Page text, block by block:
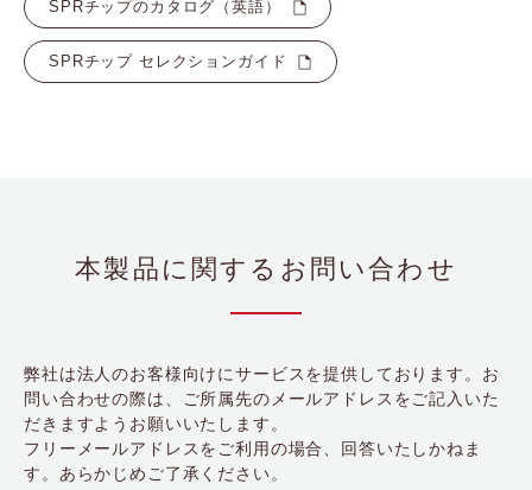
SPRチップのカタログ（英語）
SPRチップ セレクションガイド
本製品に関するお問い合わせ
弊社は法人のお客様向けにサービスを提供しております。お
問い合わせの際は、ご所属先のメールアドレスをご記入いた
だきますようお願いいたします。
フリーメールアドレスをご利用の場合、回答いたしかねま
す。あらかじめご了承ください。